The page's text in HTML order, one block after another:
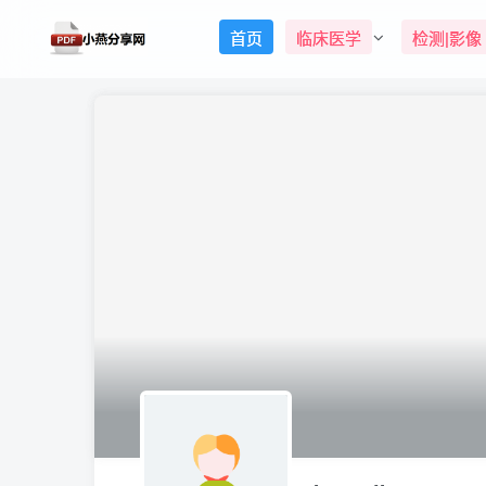
首页 临床医学 检测|影像